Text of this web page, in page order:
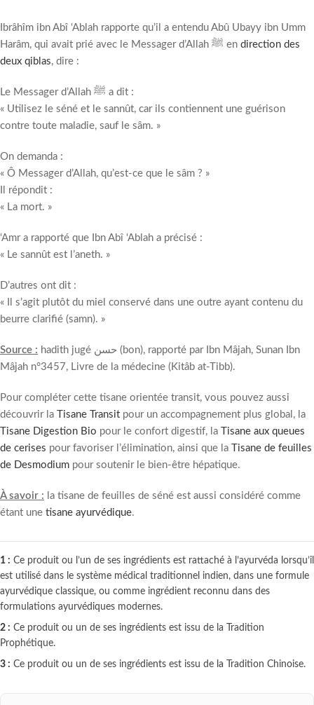
Ibrâhîm ibn Abî ‘Ablah rapporte qu’il a entendu Abû Ubayy ibn Umm
Harâm, qui avait prié avec le Messager d’Allah ﷺ en direction des
deux qiblas, dire :
Le Messager d’Allah ﷺ a dit :
« Utilisez le séné et le sannût, car ils contiennent une guérison
contre toute maladie, sauf le sâm. »
On demanda :
« Ô Messager d’Allah, qu’est-ce que le sâm ? »
Il répondit :
« La mort. »
‘Amr a rapporté que Ibn Abî ‘Ablah a précisé :
« Le sannût est l’aneth. »
D’autres ont dit :
« Il s’agit plutôt du miel conservé dans une outre ayant contenu du
beurre clarifié (samn). »
Source : hadith jugé حسن (bon), rapporté par Ibn Mâjah, Sunan Ibn
Mâjah n°3457, Livre de la médecine (Kitâb at-Tibb).
Pour compléter cette tisane orientée transit, vous pouvez aussi
découvrir la Tisane Transit pour un accompagnement plus global, la
Tisane Digestion Bio pour le confort digestif, la Tisane aux queues
de cerises pour favoriser l’élimination, ainsi que la Tisane de feuilles
de Desmodium pour soutenir le bien-être hépatique.
À savoir : la tisane de feuilles de séné est aussi considéré comme
étant une tisane ayurvédique.
1 : Ce produit ou l’un de ses ingrédients est rattaché à l’ayurvéda lorsqu’il
est utilisé dans le système médical traditionnel indien, dans une formule
ayurvédique classique, ou comme ingrédient reconnu dans des
formulations ayurvédiques modernes.
2 : Ce produit ou un de ses ingrédients est issu de la Tradition
Prophétique.
3 : Ce produit ou un de ses ingrédients est issu de la Tradition Chinoise.